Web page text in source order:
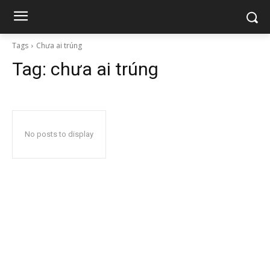
Tags Chưa ai trúng
Tag: chưa ai trúng
No posts to display